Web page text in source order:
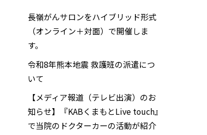
長嶺がんサロンをハイブリッド形式
（オンライン＋対面）で開催しま
す。
令和8年熊本地震 救護班の派遣につ
いて
【メディア報道（テレビ出演）のお
知らせ】『KABくまもとLive touch』
で当院のドクターカーの活動が紹介